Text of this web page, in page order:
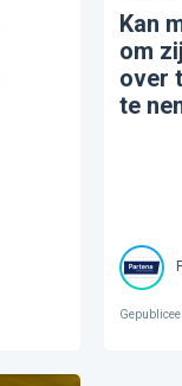
Kan
om
over
te